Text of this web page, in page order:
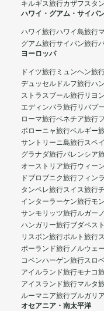
キルギス旅行カザフスタ
ハワイ・グアム・サイパ
ハワイ旅行ハワイ島旅行
グアム旅行サイパン旅行
ヨーロッパ
ドイツ旅行 ミュンヘン旅
デュッセルドルフ旅行ハ
ストラスブール旅行リヨ
エディンバラ旅行リバプ
ローマ旅行ベネチア旅行
ボローニャ旅行ベルギー
サントリーニ島旅行スペ
グラナダ旅行バレンシア
オーストリア旅行ウィー
ドブロブニク旅行フィン
タンペレ旅行スイス旅行
インターラーケン旅行モ
サンモリッツ旅行ルガー
ハンガリー旅行ブダペス
リスボン旅行ポルト旅行
ポーランド旅行ノルウェ
コペンハーゲン旅行スロ
アイルランド旅行モナコ
アイスランド旅行マルタ
ルーマニア旅行ブルガリ
オセアニア・南太平洋